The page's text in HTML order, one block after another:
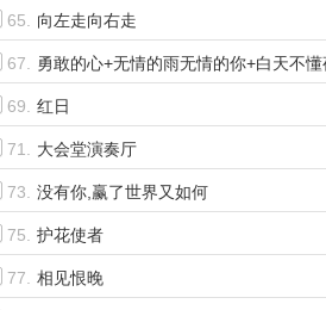
65. 向左走向右走
67. 勇敢的心+无情的雨无情的你+白天不
以代表我的心
69.
红日
71.
大会堂演奏厅
73. 没有你,赢了世界又如何
75. 护花使者
77. 相见恨晚